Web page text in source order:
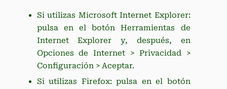
Si utilizas Microsoft Internet Explorer:
pulsa en el botón Herramientas de
Internet Explorer y, después, en
Opciones de Internet > Privacidad >
Configuración > Aceptar.
Si utilizas Firefox: pulsa en el botón